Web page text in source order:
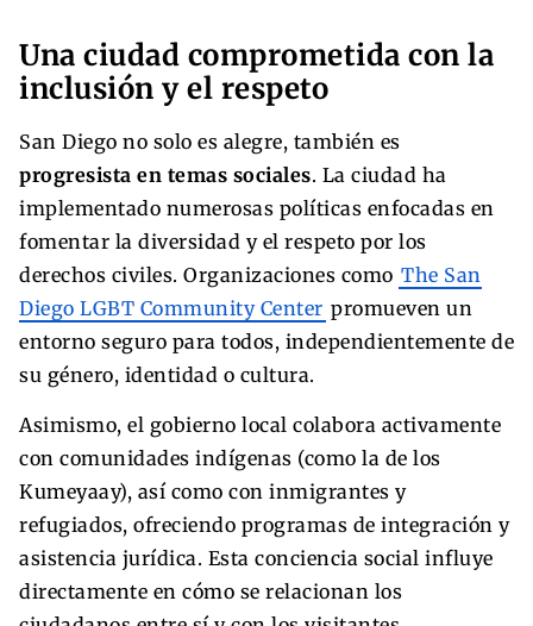
Una ciudad comprometida con la
inclusión y el respeto
San Diego no solo es alegre, también es
progresista en temas sociales. La ciudad ha
implementado numerosas políticas enfocadas en
fomentar la diversidad y el respeto por los
derechos civiles. Organizaciones como The San
Diego LGBT Community Center promueven un
entorno seguro para todos, independientemente de
su género, identidad o cultura.
Asimismo, el gobierno local colabora activamente
con comunidades indígenas (como la de los
Kumeyaay), así como con inmigrantes y
refugiados, ofreciendo programas de integración y
asistencia jurídica. Esta conciencia social influye
directamente en cómo se relacionan los